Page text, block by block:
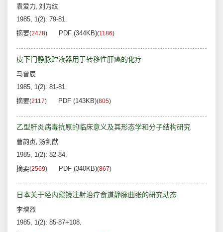
袁爱力, 刘为纹
1985, 1(2): 79-81.
摘要(2478) PDF (344KB)(1186)
皮下门静脉贮液器用于转移性肝癌的化疗
马曾辰
1985, 1(2): 81-81.
摘要(2117) PDF (143KB)(805)
乙型肝炎病毒抗原的临床意义及其形态学和分子结构研究
曹韵贞, 汤剑猷
1985, 1(2): 82-84.
摘要(2569) PDF (340KB)(867)
日本关于经内窥镜注射治疗食道静脉曲张的研究动态
李增烈
1985, 1(2): 85-87+108.